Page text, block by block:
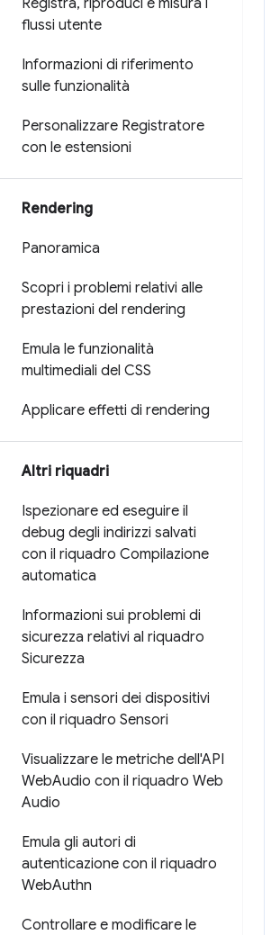
Registra, riproduci e misura i
flussi utente
Informazioni di riferimento
sulle funzionalità
Personalizzare Registratore
con le estensioni
Rendering
Panoramica
Scopri i problemi relativi alle
prestazioni del rendering
Emula le funzionalità
multimediali del CSS
Applicare effetti di rendering
Altri riquadri
Ispezionare ed eseguire il
debug degli indirizzi salvati
con il riquadro Compilazione
automatica
Informazioni sui problemi di
sicurezza relativi al riquadro
Sicurezza
Emula i sensori dei dispositivi
con il riquadro Sensori
Visualizzare le metriche dell'API
WebAudio con il riquadro Web
Audio
Emula gli autori di
autenticazione con il riquadro
WebAuthn
Controllare e modificare le